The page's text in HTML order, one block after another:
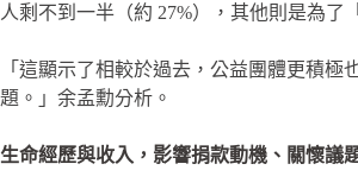
人剩不到一半（約 27%），其他則是為了
「這顯示了相較於過去，公益團體更積
題。」余孟勳分析。
生命經歷與收入，影響捐款動機、關懷議